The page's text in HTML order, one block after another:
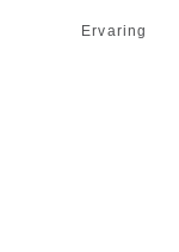
Ervaring